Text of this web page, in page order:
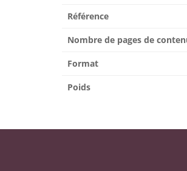
Référence
Nombre de pages de
Format
Poids